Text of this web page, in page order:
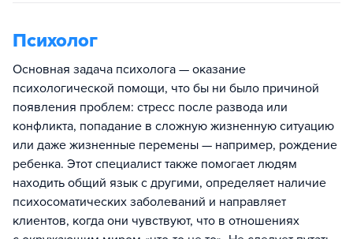
Психолог
Основная задача психолога — оказание
психологической помощи, что бы ни было причиной
появления проблем: стресс после развода или
конфликта, попадание в сложную жизненную ситуацию
или даже жизненные перемены — например, рождение
ребенка. Этот специалист также помогает людям
находить общий язык с другими, определяет наличие
психосоматических заболеваний и направляет
клиентов, когда они чувствуют, что в отношениях